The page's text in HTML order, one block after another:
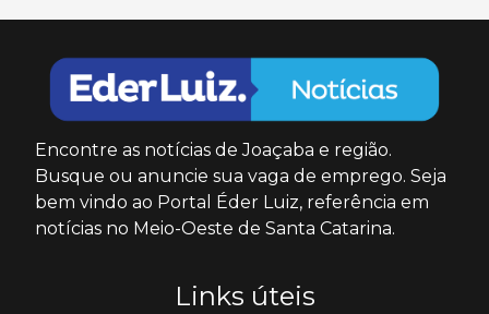
Encontre as notícias de Joaçaba e região.
Busque ou anuncie sua vaga de emprego. Seja
bem vindo ao Portal Éder Luiz, referência em
notícias no Meio-Oeste de Santa Catarina.
Links úteis